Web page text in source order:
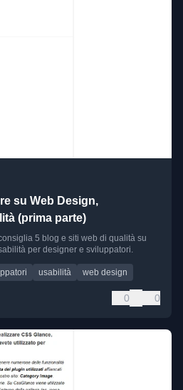
su Web Design,
(prima parte)
5 blog e siti web di qualità su
per designer e sviluppatori.
usabilità web design
0 0